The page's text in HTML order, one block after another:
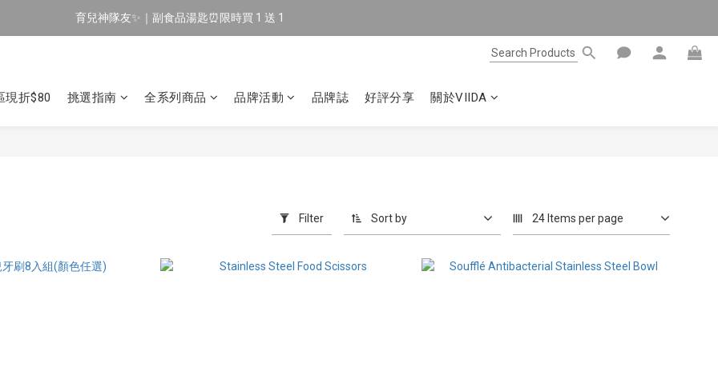
🔥 新會員專屬｜首購現折 $100！🔥
育兒神隊友✨｜副食品湯匙⏰限時買 1 送 1
現折$80 挑選指南 全系列商品 品牌活動 品牌誌 好評分享 關於VIIDA
Filter Sort by 24 Items per page